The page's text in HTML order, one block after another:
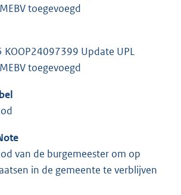
toegevoegd
Update UPL
toegevoegd
van de burgemeester om op
in de gemeente te verblijven